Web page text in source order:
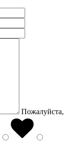
Пожалуйста,